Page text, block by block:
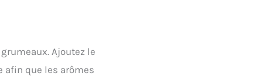
Ajoutez le
afin que les arômes